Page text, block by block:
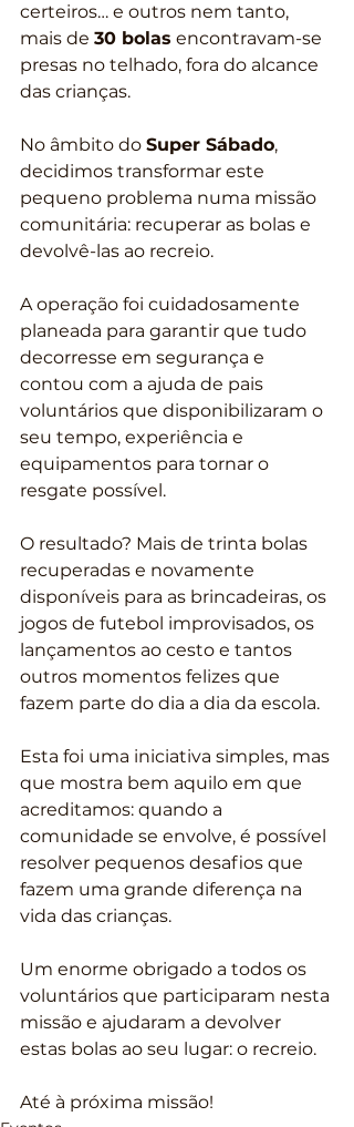
certeiros… e outros nem tanto,
mais de 30 bolas encontravam-se
presas no telhado, fora do alcance
das crianças.
No âmbito do Super Sábado,
decidimos transformar este
pequeno problema numa missão
comunitária: recuperar as bolas e
devolvê-las ao recreio.
A operação foi cuidadosamente
planeada para garantir que tudo
decorresse em segurança e
contou com a ajuda de pais
voluntários que disponibilizaram o
seu tempo, experiência e
equipamentos para tornar o
resgate possível.
O resultado? Mais de trinta bolas
recuperadas e novamente
disponíveis para as brincadeiras, os
jogos de futebol improvisados, os
lançamentos ao cesto e tantos
outros momentos felizes que
fazem parte do dia a dia da escola.
Esta foi uma iniciativa simples, mas
que mostra bem aquilo em que
acreditamos: quando a
comunidade se envolve, é possível
resolver pequenos desafios que
fazem uma grande diferença na
vida das crianças.
Um enorme obrigado a todos os
voluntários que participaram nesta
missão e ajudaram a devolver
estas bolas ao seu lugar: o recreio.
Até à próxima missão!